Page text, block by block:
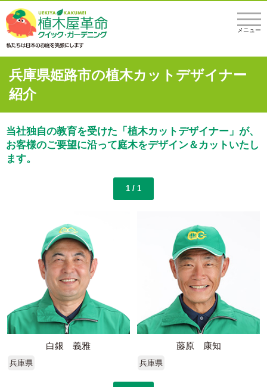
メニュー
兵庫県姫路市の植木カットデザイナー
紹介
当社独自の教育を受けた「植木カットデザイナー」が、
お客様のご要望に沿って庭木をデザイン＆カットいたし
ます。
1 / 1
白銀 義雅
兵庫県
藤原 康知
兵庫県